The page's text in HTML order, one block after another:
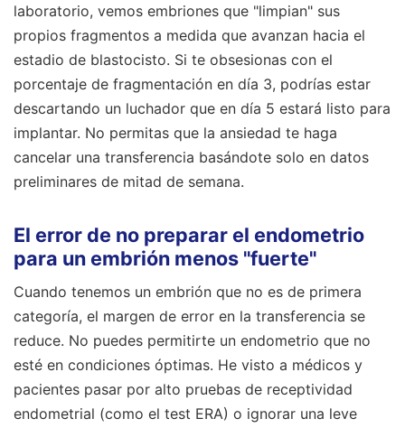
laboratorio, vemos embriones que "limpian" sus
propios fragmentos a medida que avanzan hacia el
estadio de blastocisto. Si te obsesionas con el
porcentaje de fragmentación en día 3, podrías estar
descartando un luchador que en día 5 estará listo para
implantar. No permitas que la ansiedad te haga
cancelar una transferencia basándote solo en datos
preliminares de mitad de semana.
El error de no preparar el endometrio
para un embrión menos "fuerte"
Cuando tenemos un embrión que no es de primera
categoría, el margen de error en la transferencia se
reduce. No puedes permitirte un endometrio que no
esté en condiciones óptimas. He visto a médicos y
pacientes pasar por alto pruebas de receptividad
endometrial (como el test ERA) o ignorar una leve